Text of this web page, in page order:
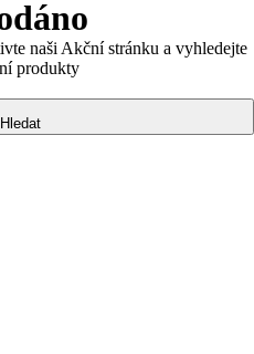
naši Akční stránku a vyhledejte
produkty
Hledat